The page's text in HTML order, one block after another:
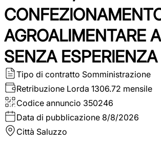
AGROALIMENTARE
SENZA ESPERIENZA
Tipo di contratto Somministrazione
Retribuzione Lorda 1306.72 mensile
Codice annuncio 350246
Data di pubblicazione 8/8/2026
Città Saluzzo